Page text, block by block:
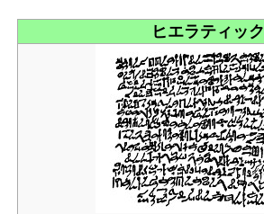
ヒエラティック